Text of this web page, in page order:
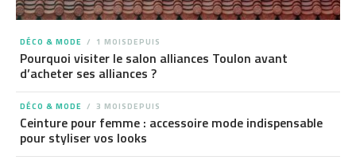
DÉCO & MODE 1 MOISDEPUIS
Pourquoi visiter le salon alliances Toulon avant
d’acheter ses alliances ?
DÉCO & MODE 3 MOISDEPUIS
Ceinture pour femme : accessoire mode indispensable
pour styliser vos looks